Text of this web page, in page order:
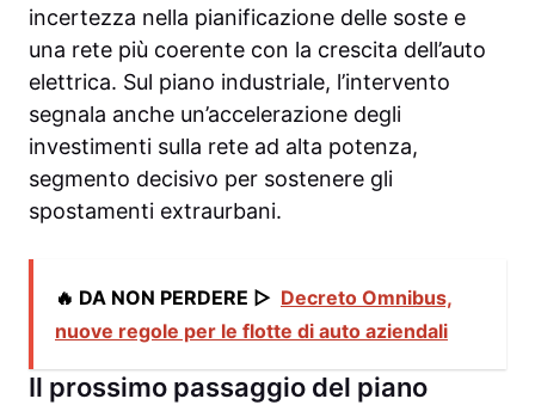
incertezza nella pianificazione delle soste e
una rete più coerente con la crescita dell’auto
elettrica. Sul piano industriale, l’intervento
segnala anche un’accelerazione degli
investimenti sulla rete ad alta potenza,
segmento decisivo per sostenere gli
spostamenti extraurbani.
🔥 DA NON PERDERE ▷ Decreto Omnibus,
nuove regole per le flotte di auto aziendali
Il prossimo passaggio del piano